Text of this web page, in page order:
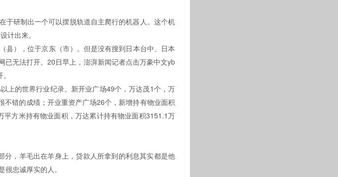
研制出一个可以摆脱轨道自主爬行的机器人。这个机
来。
，位于京东（市）。但是没有搜到日本台中、日本
法打开。20日早上，澎湃新闻记者点击万豪中文yb
世界行业纪录。新开业广场49个，万达茂1个，万
错的成绩；开业重资产广场26个，新增持有物业面积
平方米持有物业面积，万达累计持有物业面积3151.1万
，羊毛出在羊身上，贷款人所拿到的利息其实都是他
很忠诚厚实的人。